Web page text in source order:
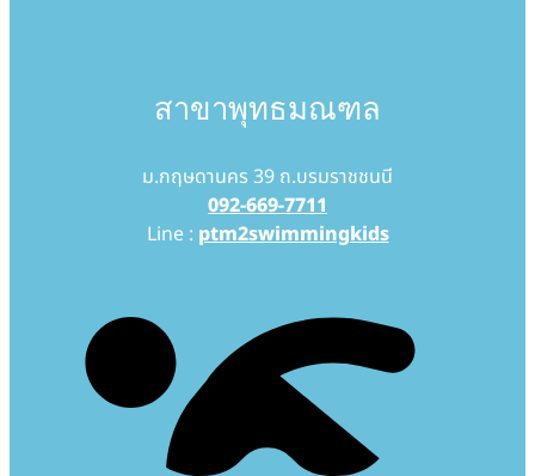
สาขาพุทธมณฑล
ม.กฤษดานคร 39 ถ.บรมราชชนนี
092-669-7711
Line : ptm2swimmingkids